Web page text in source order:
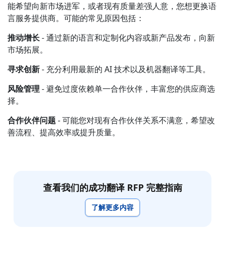
按行业提供的解决方案
生命科学
金融
法律
认识 Lia
能希望向新市场进军，或者现有质量差强人意，您想更换语
言服务提供商。可能的常见原因包括：
推动增长- 通过新的语言和定制化内容或新产品发布，向新
市场拓展。
寻求创新- 充分利用最新的 AI 技术以及机器翻译等工具。
风险管理 - 避免过度依赖单一合作伙伴，丰富您的供应商选
择。
合作伙伴问题- 可能您对现有合作伙伴关系不满意，希望改
善流程、提高效率或提升质量。
查看我们的成功翻译 RFP 完整指南
了解更多内容